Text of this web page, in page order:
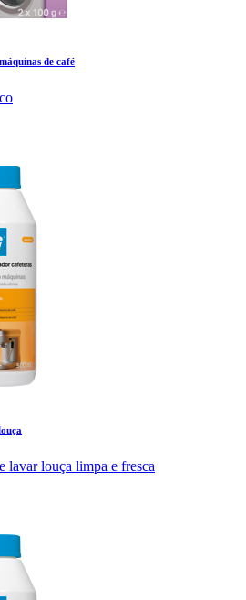
de café
lavar louça limpa e fresca